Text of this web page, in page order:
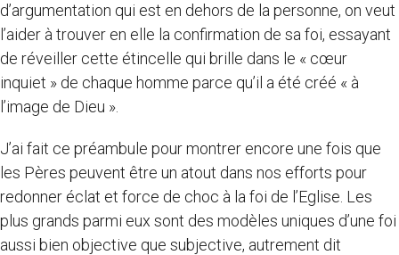
d’argumentation qui est en dehors de la personne, on veut
l’aider à trouver en elle la confirmation de sa foi, essayant
de réveiller cette étincelle qui brille dans le « cœur
inquiet » de chaque homme parce qu’il a été créé « à
l’image de Dieu ».
J’ai fait ce préambule pour montrer encore une fois que
les Pères peuvent être un atout dans nos efforts pour
redonner éclat et force de choc à la foi de l’Eglise. Les
plus grands parmi eux sont des modèles uniques d’une foi
aussi bien objective que subjective, autrement dit